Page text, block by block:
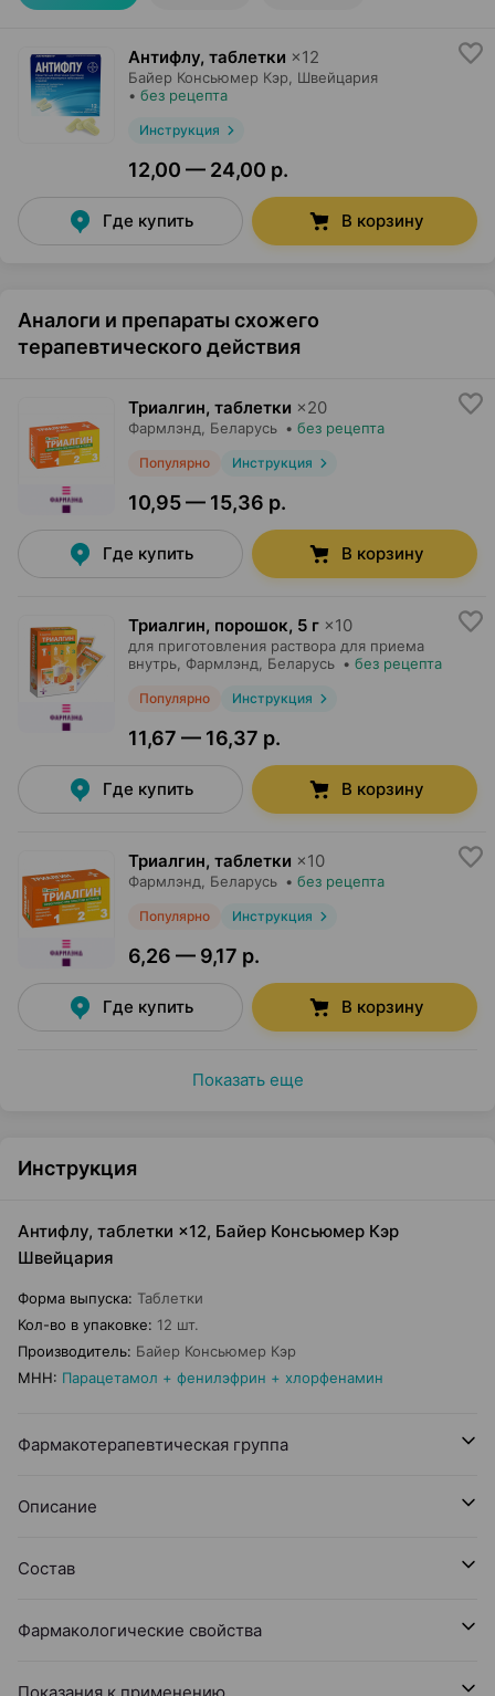
Антифлу, таблетки ×12
Байер Консьюмер Кэр , Швейцария
• без рецепта
Инструкция
12,00 — 24,00 р.
Где купить В корзину
Аналоги и препараты схожего
терапевтического действия
Триалгин, таблетки ×20
Фармлэнд , Беларусь • без рецепта
Популярно Инструкция
10,95 — 15,36 р.
Где купить В корзину
Триалгин, порошок, 5 г ×10
для приготовления раствора для приема
внутрь, Фармлэнд , Беларусь • без рецепта
Популярно Инструкция
11,67 — 16,37 р.
Где купить В корзину
Триалгин, таблетки ×10
Фармлэнд , Беларусь • без рецепта
Популярно Инструкция
6,26 — 9,17 р.
Где купить В корзину
Показать еще
Инструкция
Антифлу, таблетки ×12, Байер Консьюмер Кэр
Швейцария
Форма выпуска: Таблетки
Кол-во в упаковке: 12 шт.
Производитель: Байер Консьюмер Кэр
МНН: Парацетамол + фенилэфрин + хлорфенамин
Фармакотерапевтическая группа
Описание
Состав
Фармакологические свойства